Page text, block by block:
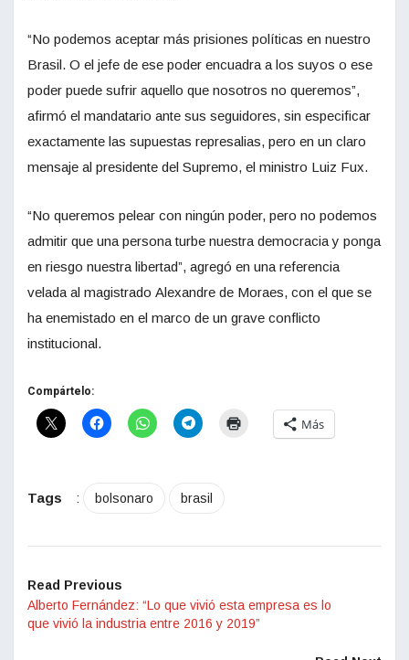
“No podemos aceptar más prisiones políticas en nuestro
Brasil. O el jefe de ese poder encuadra a los suyos o ese
poder puede sufrir aquello que nosotros no queremos”,
afirmó el mandatario ante sus seguidores, sin especificar
exactamente las supuestas represalias, pero en un claro
mensaje al presidente del Supremo, el ministro Luiz Fux.
“No queremos pelear con ningún poder, pero no podemos
admitir que una persona turbe nuestra democracia y ponga
en riesgo nuestra libertad”, agregó en una referencia
velada al magistrado Alexandre de Moraes, con el que se
ha enemistado en el marco de un grave conflicto
institucional.
Compártelo:
Más
Tags : bolsonaro brasil
Read Previous
Alberto Fernández: “Lo que vivió esta empresa es lo
que vivió la industria entre 2016 y 2019”